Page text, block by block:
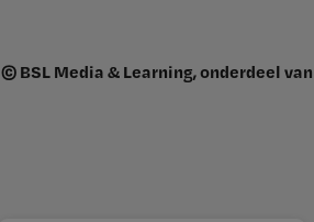
© BSL Media & Learning, onderdeel van